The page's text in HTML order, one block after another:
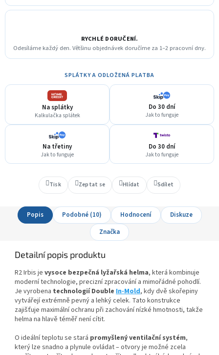
RYCHLÉ DORUČENÍ.
Odesíláme každý den. Většinu objednávek doručíme za 1–2 pracovní dny.
SPLÁTKY A ODLOŽENÁ PLATBA
Na splátky
Kalkulačka splátek
Do 30 dní
Jak to funguje
Na třetiny
Jak to funguje
Do 30 dní
Jak to funguje
Tisk Zeptat se Hlídat Sdílet
Popis Podobné (10) Hodnocení
Diskuze
Značka
Detailní popis produktu
R2 Irbis je vysoce bezpečná lyžařská helma, která kombinuje
moderní technologie, precizní zpracování a mimořádné pohodlí.
Je vyrobena technologií Double In-Mold, kdy dvě skořepiny
vytvářejí extrémně pevný a lehký celek. Tato konstrukce
zajišťuje maximální ochranu při zachování nízké hmotnosti, takže
helma na hlavě téměř není cítit.
O ideální teplotu se stará promyšlený ventilační systém,
který lze snadno a plynule ovládat – otvory je možné zcela